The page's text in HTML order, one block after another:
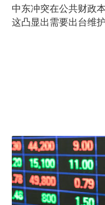
中东冲突在公共财政
这凸显出需要出台维